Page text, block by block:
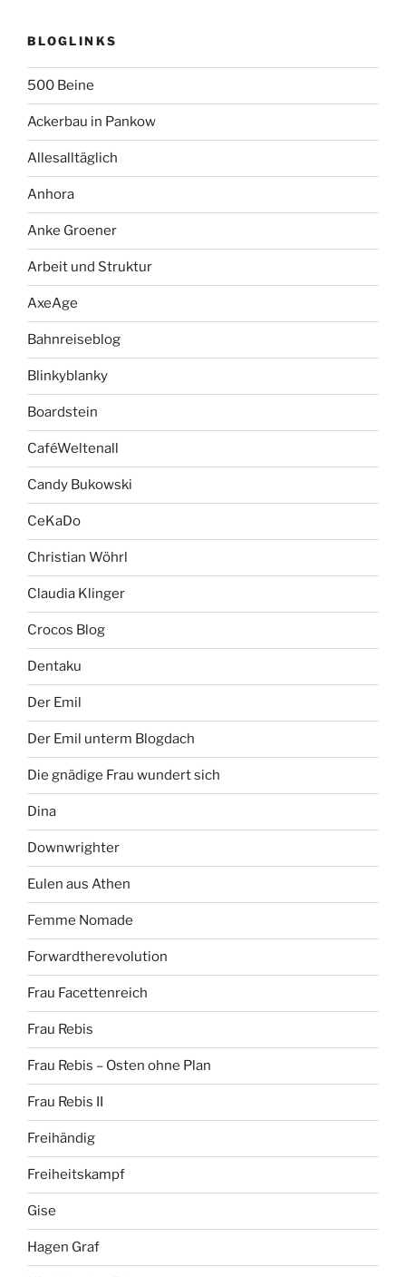
BLOGLINKS
500 Beine
Ackerbau in Pankow
Allesalltäglich
Anhora
Anke Groener
Arbeit und Struktur
AxeAge
Bahnreiseblog
Blinkyblanky
Boardstein
CaféWeltenall
Candy Bukowski
CeKaDo
Christian Wöhrl
Claudia Klinger
Crocos Blog
Dentaku
Der Emil
Der Emil unterm Blogdach
Die gnädige Frau wundert sich
Dina
Downwrighter
Eulen aus Athen
Femme Nomade
Forwardtherevolution
Frau Facettenreich
Frau Rebis
Frau Rebis – Osten ohne Plan
Frau Rebis II
Freihändig
Freiheitskampf
Gise
Hagen Graf